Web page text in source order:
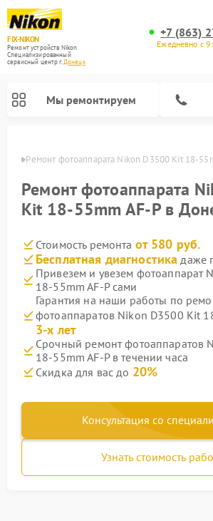
FIX-NIKON
Ремонт устройств Nikon
Специализированный
cервисный центр г.Донецк
+7 (863)
Ежедневно с
Мы ремонтируем
Ремонт фотоаппарата Nikon D3500 Kit 18-
Ремонт фотоаппарата
Kit 18-55mm AF-P в
Стоимость ремонта от 580 руб.
Бесплатная диагностика даже
Привезем и увезем фотоаппарат
18-55mm AF-P сами
Гарантия на наши работы по
фотоаппаратов Nikon D3500 Kit
3-х лет
Срочный ремонт фотоаппаратов
18-55mm AF-P в течении часа
Скидка для вас до 20%
Консультация со
Узнать стоимость